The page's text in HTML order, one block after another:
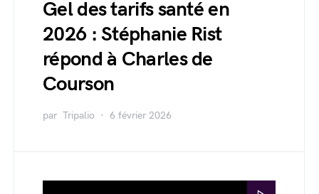
Gel des tarifs santé en
2026 : Stéphanie Rist
répond à Charles de
Courson
par Tripalio 6 février 2026